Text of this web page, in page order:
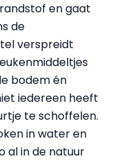
en gaat
de
verspreidt
bodem én
iedereen heeft
te schoffelen.
in water en
al in de natuur